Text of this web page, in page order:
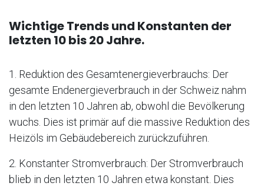
Wichtige Trends und Konstanten der
letzten 10 bis 20 Jahre.
1. Reduktion des Gesamtenergieverbrauchs: Der
gesamte Endenergieverbrauch in der Schweiz nahm
in den letzten 10 Jahren ab, obwohl die Bevölkerung
wuchs. Dies ist primär auf die massive Reduktion des
Heizöls im Gebäudebereich zurückzuführen.
2. Konstanter Stromverbrauch: Der Stromverbrauch
blieb in den letzten 10 Jahren etwa konstant. Dies